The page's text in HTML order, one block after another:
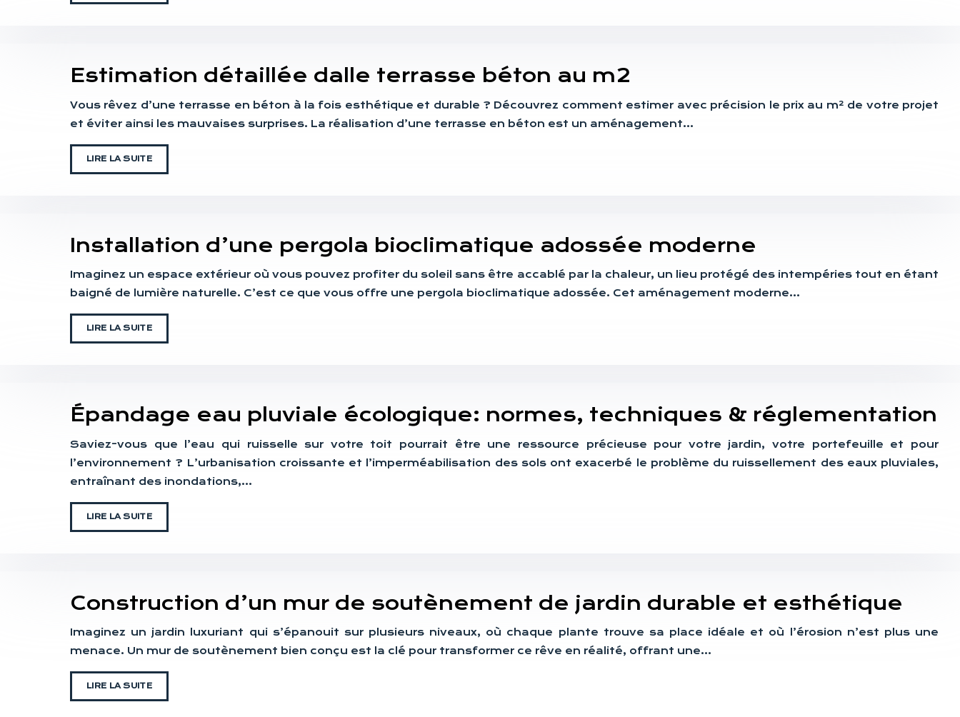
Estimation détaillée dalle terrasse béton au m2
Vous rêvez d’une terrasse en béton à la fois esthétique et durable ? Découvrez comment estimer avec précision le prix au m² de votre projet
et éviter ainsi les mauvaises surprises. La réalisation d’une terrasse en béton est un aménagement…
LIRE LA SUITE
Installation d’une pergola bioclimatique adossée moderne
Imaginez un espace extérieur où vous pouvez profiter du soleil sans être accablé par la chaleur, un lieu protégé des intempéries tout en étant
baigné de lumière naturelle. C’est ce que vous offre une pergola bioclimatique adossée. Cet aménagement moderne…
LIRE LA SUITE
Épandage eau pluviale écologique: normes, techniques & réglementation
Saviez-vous que l’eau qui ruisselle sur votre toit pourrait être une ressource précieuse pour votre jardin, votre portefeuille et pour
l’environnement ? L’urbanisation croissante et l’imperméabilisation des sols ont exacerbé le problème du ruissellement des eaux pluviales,
entraînant des inondations,…
LIRE LA SUITE
Construction d’un mur de soutènement de jardin durable et esthétique
Imaginez un jardin luxuriant qui s’épanouit sur plusieurs niveaux, où chaque plante trouve sa place idéale et où l’érosion n’est plus une
menace. Un mur de soutènement bien conçu est la clé pour transformer ce rêve en réalité, offrant une…
LIRE LA SUITE